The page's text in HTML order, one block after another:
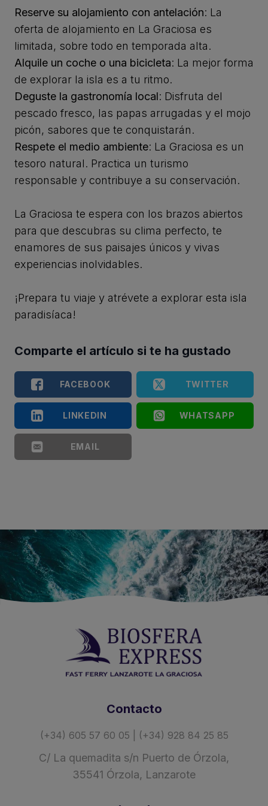
Reserve su alojamiento con antelación: La
oferta de alojamiento en La Graciosa es
limitada, sobre todo en temporada alta.
Alquile un coche o una bicicleta: La mejor forma
de explorar la isla es a tu ritmo.
Deguste la gastronomía local: Disfruta del
pescado fresco, las papas arrugadas y el mojo
picón, sabores que te conquistarán.
Respete el medio ambiente: La Graciosa es un
tesoro natural. Practica un turismo
responsable y contribuye a su conservación.
La Graciosa te espera con los brazos abiertos
para que descubras su clima perfecto, te
enamores de sus paisajes únicos y vivas
experiencias inolvidables.
¡Prepara tu viaje y atrévete a explorar esta isla
paradisíaca!
Comparte el artículo si te ha gustado
FACEBOOK TWITTER
LINKEDIN WHATSAPP
EMAIL
Contacto
(+34) 605 57 60 05 | (+34) 928 84 25 85
C/ La quemadita s/n Puerto de Órzola,
35541 Órzola, Lanzarote